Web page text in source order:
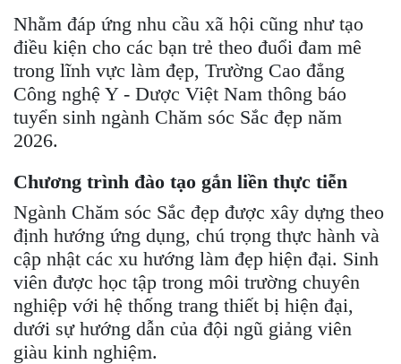
Nhằm đáp ứng nhu cầu xã hội cũng như tạo
điều kiện cho các bạn trẻ theo đuổi đam mê
trong lĩnh vực làm đẹp, Trường Cao đẳng
Công nghệ Y - Dược Việt Nam thông báo
tuyển sinh ngành Chăm sóc Sắc đẹp năm
2026.
Chương trình đào tạo gắn liền thực tiễn
Ngành Chăm sóc Sắc đẹp được xây dựng theo
định hướng ứng dụng, chú trọng thực hành và
cập nhật các xu hướng làm đẹp hiện đại. Sinh
viên được học tập trong môi trường chuyên
nghiệp với hệ thống trang thiết bị hiện đại,
dưới sự hướng dẫn của đội ngũ giảng viên
giàu kinh nghiệm.